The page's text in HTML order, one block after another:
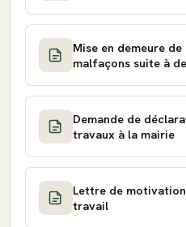
Mise en demeure
malfaçons suite à
Demande de
travaux à la mairie
Lettre de
travail